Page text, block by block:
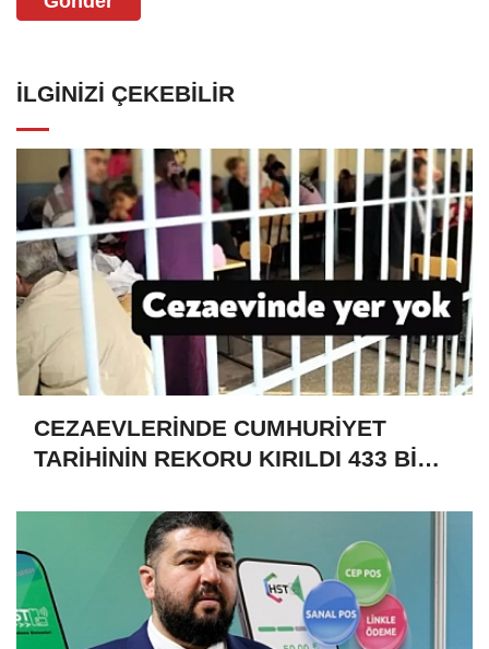
İLGINIZI ÇEKEBILIR
CEZAEVLERİNDE CUMHURİYET
TARİHİNİN REKORU KIRILDI 433 BİN